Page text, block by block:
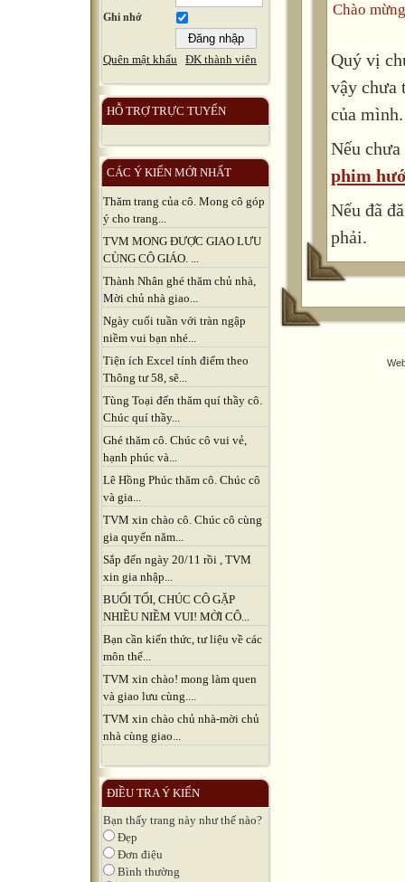
Ghi nhớ
Quên mật khẩu ĐK thành viên
HỖ TRỢ TRỰC TUYẾN
CÁC Ý KIẾN MỚI NHẤT
Thăm trang của cô. Mong cô góp
ý cho trang...
TVM MONG ĐƯỢC GIAO LƯU
CÙNG CÔ GIÁO. ...
Thành Nhân ghé thăm chủ nhà,
Mời chủ nhà giao...
Ngày cuối tuần với tràn ngập
niềm vui bạn nhé...
Tiện ích Excel tính điểm theo
Thông tư 58, sẽ...
Tùng Toại đến thăm quí thầy cô.
Chúc quí thầy...
Ghé thăm cô. Chúc cô vui vẻ,
hạnh phúc và...
Lê Hồng Phúc thăm cô. Chúc cô
và gia...
TVM xin chào cô. Chúc cô cùng
gia quyến năm...
Sắp đến ngày 20/11 rồi , TVM
xin gia nhập...
BUỔI TỐI, CHÚC CÔ GẶP
NHIỀU NIỀM VUI! MỜI CÔ...
Bạn cần kiến thức, tư liệu về các
môn thể...
TVM xin chào! mong làm quen
và giao lưu cùng....
TVM xin chào chủ nhà-mời chủ
nhà cùng giao...
ĐIỀU TRA Ý KIẾN
Bạn thấy trang này như thế nào?
Đẹp
Đơn điệu
Bình thường
Chào
Quý vị
vậy chưa
của mình.
Nếu
phim
Nếu đã
phải.